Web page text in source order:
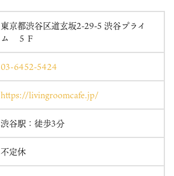
東京都渋谷区道玄坂2-29-5 渋谷プライ
ム ５Ｆ
03-6452-5424
https://livingroomcafe.jp/
渋谷駅：徒歩3分
不定休